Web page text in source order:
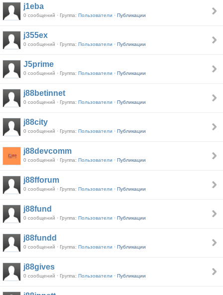
j1eba
0 сообщений · Группа: Пользователи · Публикации
j355ex
0 сообщений · Группа: Пользователи · Публикации
J5prime
0 сообщений · Группа: Пользователи · Публикации
j88betinnet
0 сообщений · Группа: Пользователи · Публикации
j88city
0 сообщений · Группа: Пользователи · Публикации
j88devcomm
0 сообщений · Группа: Пользователи · Публикации
j88fforum
0 сообщений · Группа: Пользователи · Публикации
j88fund
0 сообщений · Группа: Пользователи · Публикации
j88fundd
0 сообщений · Группа: Пользователи · Публикации
j88gives
0 сообщений · Группа: Пользователи · Публикации